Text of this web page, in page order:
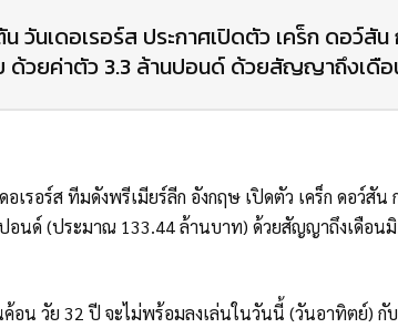
วันเดอเรอร์ส ประกาศเปิดตัว เคร็ก ดอว์สั
ด้วยค่าตัว 3.3 ล้านปอนด์ ด้วยสัญญาถึงเดือ
รอร์ส ทีมดังพรีเมียร์ลีก อังกฤษ เปิดตัว เคร็ก ดอว์สัน
อนด์ (ประมาณ 133.44 ล้านบาท) ด้วยสัญญาถึงเดือน
อน วัย 32 ปี จะไม่พร้อมลงเล่นในวันนี้ (วันอาทิตย์) กั